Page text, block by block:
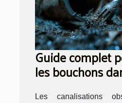
Guide complet
les bouchons
Les canalisations